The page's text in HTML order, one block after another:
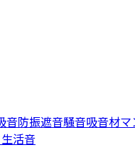
音防振遮音騒音吸音材マ
生活音